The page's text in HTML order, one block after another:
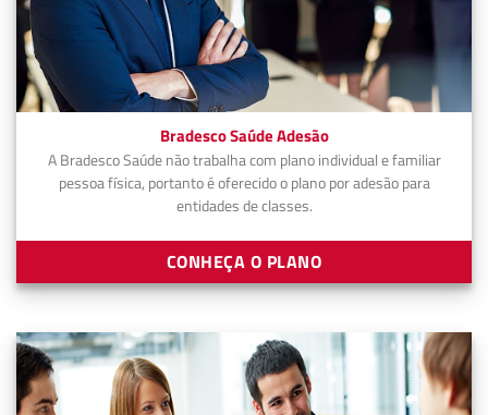
Bradesco Saúde Adesão
A Bradesco Saúde não trabalha com plano individual e familiar
pessoa física, portanto é oferecido o plano por adesão para
entidades de classes.
CONHEÇA O PLANO